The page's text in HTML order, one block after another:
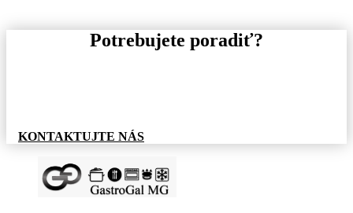
Potrebujete poradiť?
KONTAKTUJTE NÁS